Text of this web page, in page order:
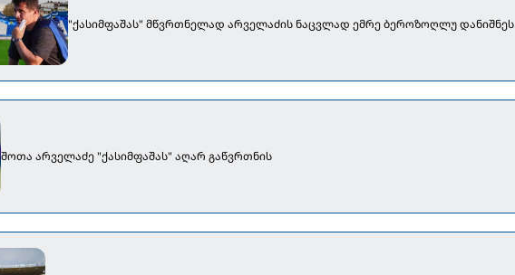
"ქასიმფაშას" მწვრთნელად არველაძის ნაცვლად ემრე ბეროზოღლუ დანიშნეს
შოთა არველაძე "ქასიმფაშას" აღარ გაწვრთნის